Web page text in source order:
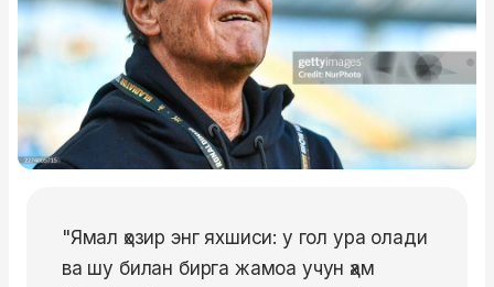
"Ямал ҳозир энг яхшиси: у гол ура олади
ва шу билан бирга жамоа учун ҳам